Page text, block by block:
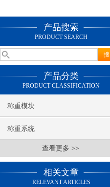
产品搜索
PRODUCT SEARCH
产品分类
PRODUCT CLASSIFICATION
称重模块
称重系统
查看更多 >>
相关文章
RELEVANT ARTICLES